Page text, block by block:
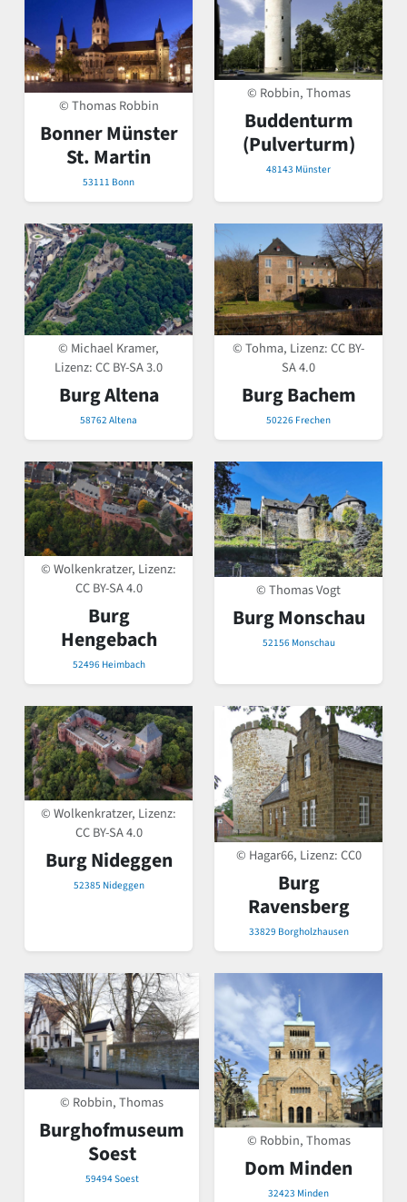
© Thomas Robbin
Bonner Münster
St. Martin
53111 Bonn
© Robbin, Thomas
Buddenturm
(Pulverturm)
48143 Münster
© Michael Kramer,
Lizenz:CC BY-SA 3.0
Burg Altena
58762 Altena
© Tohma, Lizenz:CC BY-
SA 4.0
Burg Bachem
50226 Frechen
© Wolkenkratzer, Lizenz:
CC BY-SA 4.0
Burg
Hengebach
52496 Heimbach
© Thomas Vogt
Burg Monschau
52156 Monschau
© Wolkenkratzer, Lizenz:
CC BY-SA 4.0
Burg Nideggen
52385 Nideggen
© Hagar66, Lizenz:CC0
Burg
Ravensberg
33829 Borgholzhausen
© Robbin, Thomas
Burghofmuseum
Soest
59494 Soest
© Robbin, Thomas
Dom Minden
32423 Minden